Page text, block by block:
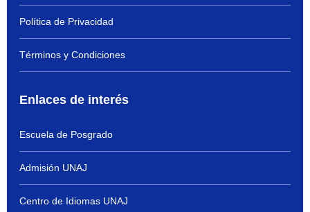
Política de Privacidad
Términos y Condiciones
Enlaces de interés
Escuela de Posgrado
Admisión UNAJ
Centro de Idiomas UNAJ